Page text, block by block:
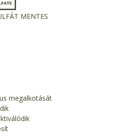
MENTES
megalkotását